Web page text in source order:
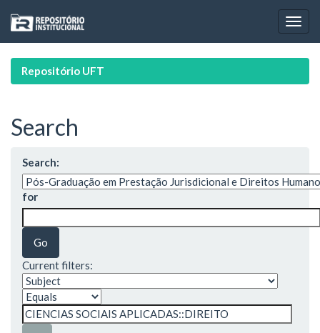
navigation
Repositório UFT
Search
Search:
for
Current filters: